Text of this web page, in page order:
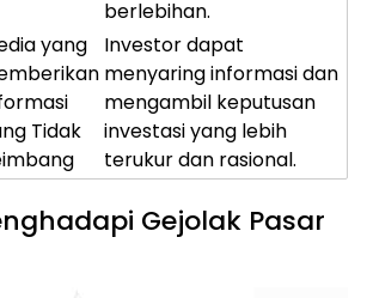
berlebihan.
yang
Tidak
Investor dapat
menyaring informasi dan
mengambil keputusan
investasi yang lebih
terukur dan rasional.
Gejolak Pasar